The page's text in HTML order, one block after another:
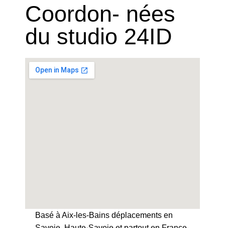
Coordon- nées
du studio 24ID
Basé à Aix-les-Bains déplacements en